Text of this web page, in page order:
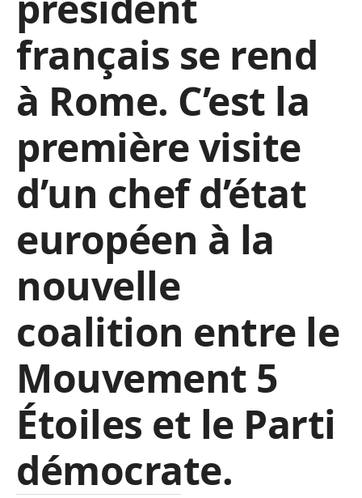
français se rend
à Rome. C’est la
première visite
d’un chef d’état
européen à la
nouvelle
coalition entre le
Mouvement 5
Étoiles et le Parti
démocrate.